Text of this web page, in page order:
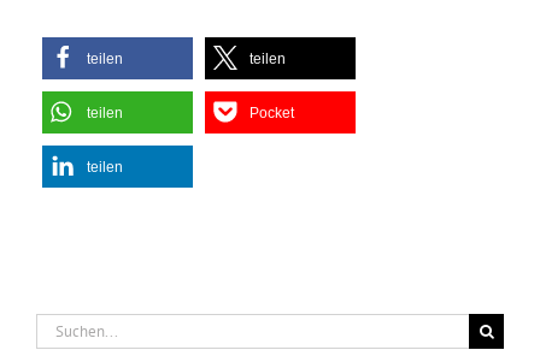
teilen teilen
teilen Pocket
teilen
Suche